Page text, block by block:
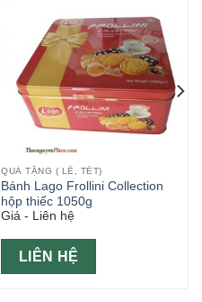
QUÀ TẶNG ( LỄ, TẾT)
Bánh Lago Frollini Collection
hộp thiếc 1050g
Giá - Liên hệ
LIÊN HỆ